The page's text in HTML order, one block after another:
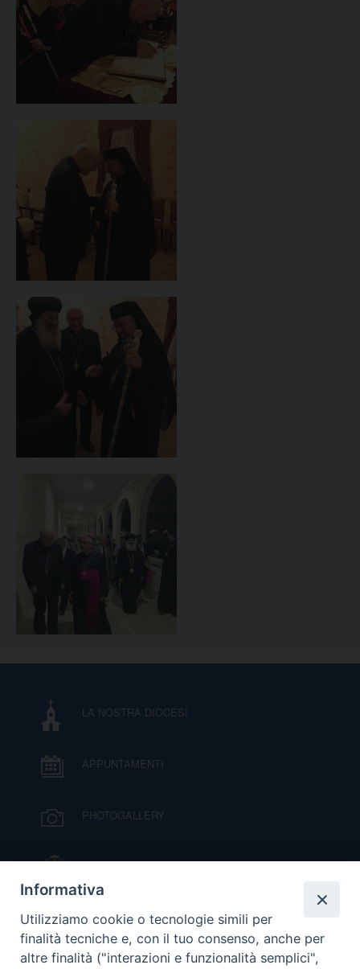
LA NOSTRA DIOCESI
APPUNTAMENTI
PHOTOGALLERY
IL VESCOVO MONS. ORAZIO FRANCESCO
PIAZZA
VIDEOGALLERY
Informativa
Utilizziamo cookie o tecnologie simili per
finalità tecniche e, con il tuo consenso, anche per
altre finalità ("interazioni e funzionalità semplici",